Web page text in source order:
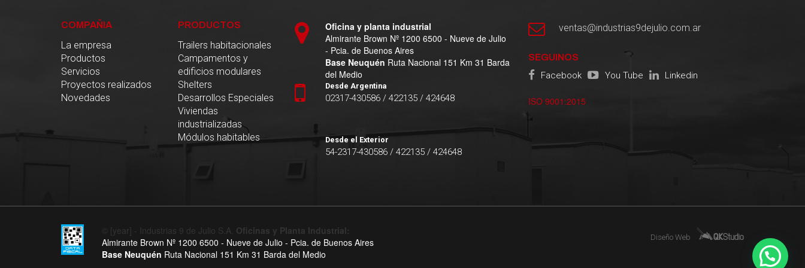
COMPAÑIA
La empresa
Productos
Servicios
Proyectos realizados
Novedades
PRODUCTOS
Trailers habitacionales
Campamentos y
edificios modulares
Shelters
Desarrollos Especiales
Viviendas
industrializadas
Módulos habitables
Oficina y planta industrial
Almirante Brown Nº 1200 6500 - Nueve de Julio
- Pcia. de Buenos Aires
Base Neuquén Ruta Nacional 151 Km 31 Barda
del Medio
Desde Argentina
02317-430586 / 422135 / 424648
Desde el Exterior
54-2317-430586 / 422135 / 424648
ventas@industrias9dejulio.com.ar
SEGUINOS
Facebook You Tube Linkedin
ISO 9001:2015
© [year] - Industrias 9 de Julio S.A. Oficinas y Planta Industrial:
Almirante Brown Nº 1200 6500 - Nueve de Julio - Pcia. de Buenos Aires
Base Neuquén Ruta Nacional 151 Km 31 Barda del Medio
Diseño Web